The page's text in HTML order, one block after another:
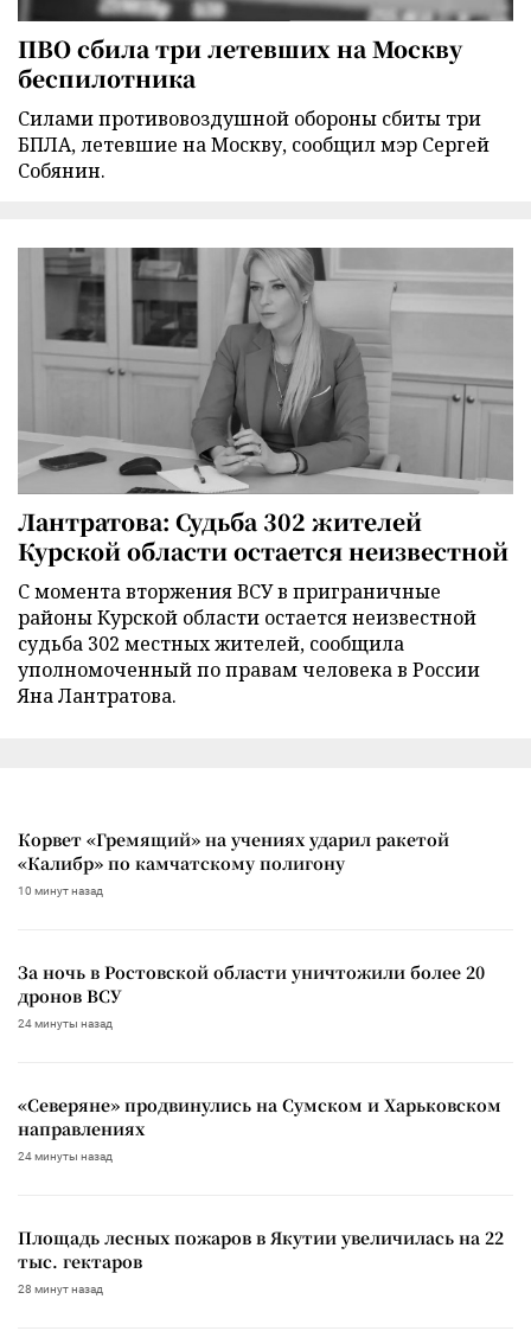
ПВО сбила три летевших на Москву
беспилотника
Силами противовоздушной обороны сбиты три
БПЛА, летевшие на Москву, сообщил мэр Сергей
Собянин.
Лантратова: Судьба 302 жителей
Курской области остается неизвестной
С момента вторжения ВСУ в приграничные
районы Курской области остается неизвестной
судьба 302 местных жителей, сообщила
уполномоченный по правам человека в России
Яна Лантратова.
Корвет «Гремящий» на учениях ударил ракетой
«Калибр» по камчатскому полигону
10 минут назад
За ночь в Ростовской области уничтожили более 20
дронов ВСУ
24 минуты назад
«Северяне» продвинулись на Сумском и Харьковском
направлениях
24 минуты назад
Площадь лесных пожаров в Якутии увеличилась на 22
тыс. гектаров
28 минут назад